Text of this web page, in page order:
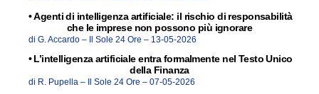
•Agenti di intelligenza artificiale: il rischio di responsabilità
che le imprese non possono più ignorare
di G. Accardo – Il Sole 24 Ore – 13-05-2026
• L’intelligenza artificiale entra formalmente nel Testo Unico
della Finanza
di R. Pupella – Il Sole 24 Ore – 07-05-2026